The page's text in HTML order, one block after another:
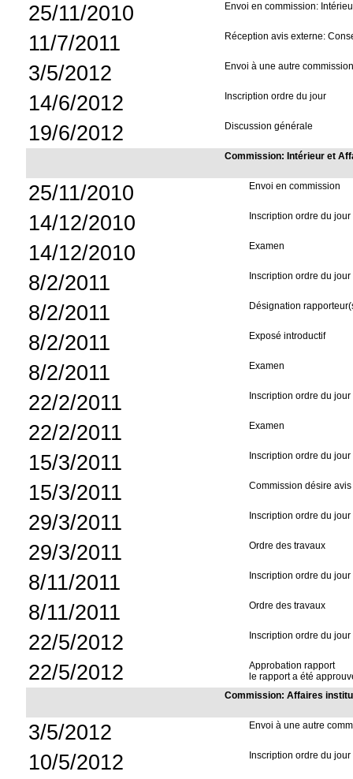
25/11/2010 Envoi en commission:
11/7/2011 Réception avis externe:
3/5/2012 Envoi à une autre
14/6/2012 Inscription ordre du jour
19/6/2012 Discussion générale
Commission: Intérieur et
25/11/2010 Envoi en commission
14/12/2010 Inscription ordre du jour
14/12/2010 Examen
8/2/2011 Inscription ordre du jour
8/2/2011 Désignation
8/2/2011 Exposé introductif
8/2/2011 Examen
22/2/2011 Inscription ordre du jour
22/2/2011 Examen
15/3/2011 Inscription ordre du jour
15/3/2011 Commission désire
29/3/2011 Inscription ordre du jour
29/3/2011 Ordre des travaux
8/11/2011 Inscription ordre du jour
8/11/2011 Ordre des travaux
22/5/2012 Inscription ordre du jour
22/5/2012
Approbation rapport
le rapport a été
Commission: Affaires
3/5/2012 Envoi à une autre
10/5/2012 Inscription ordre du jour